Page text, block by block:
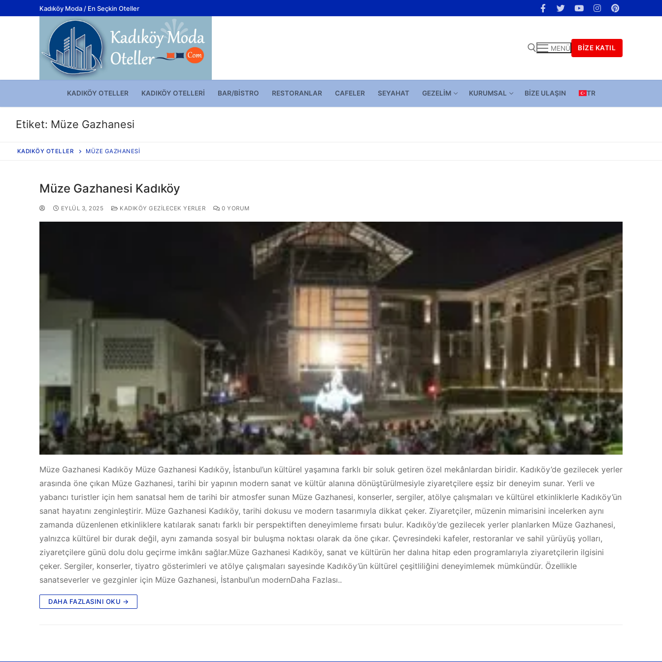
Kadıköy Moda / En Seçkin Oteller
MENÜ BIZE KATIL
KADIKÖY OTELLER KADIKÖY OTELLERI BAR/BISTRO RESTORANLAR CAFELER SEYAHAT GEZELIM KURUMSAL BIZE ULAŞIN TR
Etiket: Müze Gazhanesi
KADIKÖY OTELLER MÜZE GAZHANESI
Müze Gazhanesi Kadıköy
EYLÜL 3, 2025 KADIKÖY GEZILECEK YERLER 0 YORUM
Müze Gazhanesi Kadıköy Müze Gazhanesi Kadıköy, İstanbul’un kültürel yaşamına farklı bir soluk getiren özel mekânlardan biridir. Kadıköy’de gezilecek yerler
arasında öne çıkan Müze Gazhanesi, tarihi bir yapının modern sanat ve kültür alanına dönüştürülmesiyle ziyaretçilere eşsiz bir deneyim sunar. Yerli ve
yabancı turistler için hem sanatsal hem de tarihi bir atmosfer sunan Müze Gazhanesi, konserler, sergiler, atölye çalışmaları ve kültürel etkinliklerle Kadıköy’ün
sanat hayatını zenginleştirir. Müze Gazhanesi Kadıköy, tarihi dokusu ve modern tasarımıyla dikkat çeker. Ziyaretçiler, müzenin mimarisini incelerken aynı
zamanda düzenlenen etkinliklere katılarak sanatı farklı bir perspektiften deneyimleme fırsatı bulur. Kadıköy’de gezilecek yerler planlarken Müze Gazhanesi,
yalnızca kültürel bir durak değil, aynı zamanda sosyal bir buluşma noktası olarak da öne çıkar. Çevresindeki kafeler, restoranlar ve sahil yürüyüş yolları,
ziyaretçilere günü dolu dolu geçirme imkânı sağlar.Müze Gazhanesi Kadıköy, sanat ve kültürün her dalına hitap eden programlarıyla ziyaretçilerin ilgisini
çeker. Sergiler, konserler, tiyatro gösterimleri ve atölye çalışmaları sayesinde Kadıköy’ün kültürel çeşitliliğini deneyimlemek mümkündür. Özellikle
sanatseverler ve gezginler için Müze Gazhanesi, İstanbul’un modernDaha Fazlası..
DAHA FAZLASINI OKU →